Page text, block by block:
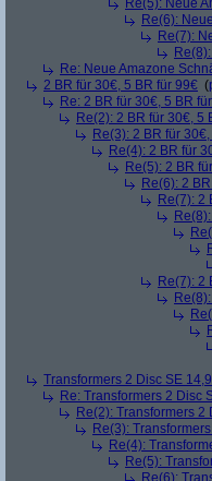
Re(5): Neue
Re(6):
Re(7):
Re: Neue Amazone
2 BR für 30€, 5 BR für 99€ (
Re: 2 BR für 30€, 5 BR
Re(2): 2 BR für 30€, 5
Re(3): 2 BR für
Re(4): 2 BR für
Re(5): 2 BR
Re(6): 2
Re(7): 2
Re(7): 2
Transformers 2 Disc SE
Re: Transformers 2 Disc
Re(2): Transformers 2
Re(3):
Re(4):
Re(5):
Re(6):